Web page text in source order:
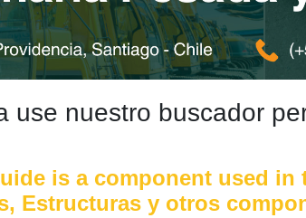
use nuestro buscador
is a component used
Estructuras y otros